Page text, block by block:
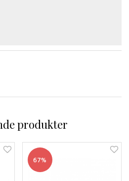
produkter
67%